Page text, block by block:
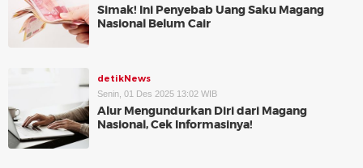
Simak! Ini Penyebab Uang Saku Magang
Nasional Belum Cair
detikNews
Senin, 01 Des 2025 13:02 WIB
Alur Mengundurkan Diri dari Magang
Nasional, Cek Informasinya!